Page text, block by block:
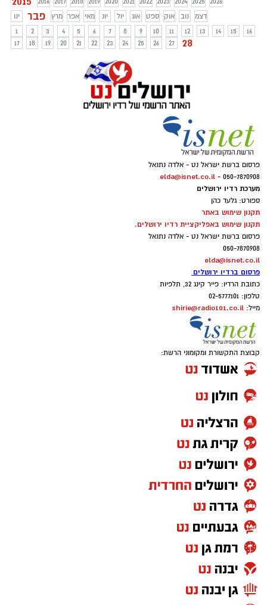
ינו
פבר מרץ אפר מאי יונ יול אוג ספט אוק נוב
דצמ
1
2 3 4 5 6 7 8 9 10 11 12 13 14 15
16
17
18 19 20 21 22 23 24 25 26 27 28
פרסום ברשת ישראל נט - אלדה נתנאל
050-7870908 -
elda@isnet.co.il
מערכת רדיו ירושלים
ספורט: גלעד כהן
תקנון שימוש באתר
תקנון שימוש באפליקציית רדיו ירושלים.
פרסום ברשת ישראל נט - אלדה נתנאל
050-7870908
elda@isnet.co.il
פרסום ברדיו ירושלים
כתובת הרדיו: פייר קינג 32, תלפיות
טלפון: 02-5777101
מייל: shirie@radio101.co.il
קבוצת התקשורת ומקומוני הרשת: